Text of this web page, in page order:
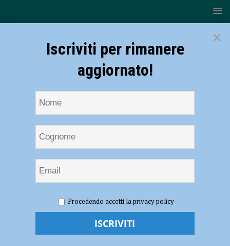
Calcio dilettanti: ecco tutti i risultati del weekend!
Calcio dilettanti: ecco tutti i risultati del
×
Iscriviti per rimanere
aggiornato!
Procedendo accetti la privacy policy